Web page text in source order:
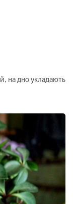
на дно укладають